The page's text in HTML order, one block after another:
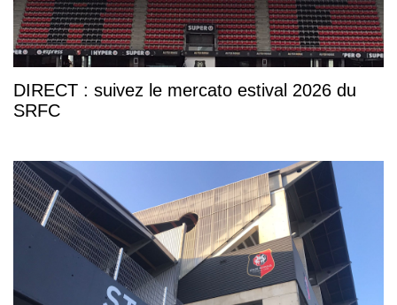
DIRECT : suivez le mercato estival 2026 du
SRFC